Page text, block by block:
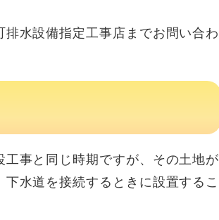
水設備指定工事店までお問い合わ
事と同じ時期ですが、その土地が
水道を接続するときに設置するこ